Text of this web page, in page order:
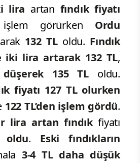
lira artan fındık fiyatı
görürken Ordu
132 TL oldu. Fındık
iki lira artarak 132 TL,
düşerek 135 TL oldu.
fiyatı 127 TL olurken
122 TL’den işlem gördü.
lira artan fındıkfiyatı
. Eski fındıkların
3-4 TL daha düşük